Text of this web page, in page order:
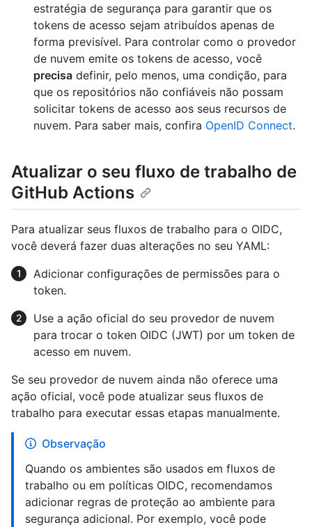
estratégia de segurança para garantir que os
tokens de acesso sejam atribuídos apenas de
forma previsível. Para controlar como o provedor
de nuvem emite os tokens de acesso, você
precisa definir, pelo menos, uma condição, para
que os repositórios não confiáveis não possam
solicitar tokens de acesso aos seus recursos de
nuvem. Para saber mais, confira OpenID Connect.
Atualizar o seu fluxo de trabalho de
GitHub Actions
Para atualizar seus fluxos de trabalho para o OIDC,
você deverá fazer duas alterações no seu YAML:
Adicionar configurações de permissões para o
token.
Use a ação oficial do seu provedor de nuvem
para trocar o token OIDC (JWT) por um token de
acesso em nuvem.
Se seu provedor de nuvem ainda não oferece uma
ação oficial, você pode atualizar seus fluxos de
trabalho para executar essas etapas manualmente.
Observação
Quando os ambientes são usados em fluxos de
trabalho ou em políticas OIDC, recomendamos
adicionar regras de proteção ao ambiente para
segurança adicional. Por exemplo, você pode